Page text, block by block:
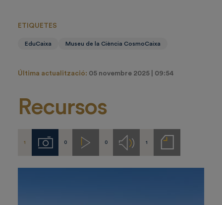
ETIQUETES
EduCaixa Museu de la Ciència CosmoCaixa
Última actualització: 05 novembre 2025 | 09:54
Recursos
1 Imágenes
0 Videos
0 Audios1
Notas
de
prensa